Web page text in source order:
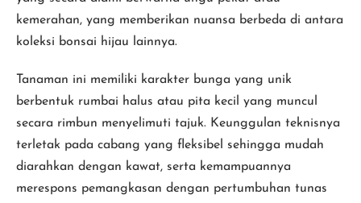
kemerahan, yang memberikan nuansa berbeda di antara
koleksi bonsai hijau lainnya.
Tanaman ini memiliki karakter bunga yang unik
berbentuk rumbai halus atau pita kecil yang muncul
secara rimbun menyelimuti tajuk. Keunggulan teknisnya
terletak pada cabang yang fleksibel sehingga mudah
diarahkan dengan kawat, serta kemampuannya
merespons pemangkasan dengan pertumbuhan tunas